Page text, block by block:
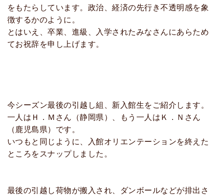
をもたらしています。政治、経済の先行き不透明感を象
徴するかのように。
とはいえ、卒業、進級、入学されたみなさんにあらため
てお祝辞を申し上げます。
今シーズン最後の引越し組、新入館生をご紹介します。
一人はＨ．Ｍさん（静岡県）、もう一人はＫ．Ｎさん
（鹿児島県）です。
いつもと同じように、入館オリエンテーションを終えた
ところをスナップしました。
最後の引越し荷物が搬入され、ダンボールなどが排出さ